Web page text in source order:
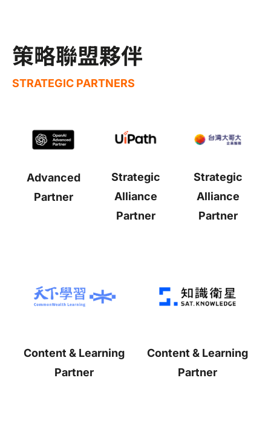
策略聯盟夥伴
STRATEGIC PARTNERS
Advanced
Partner
Strategic
Alliance
Partner
Strategic
Alliance
Partner
Content & Learning
Partner
Content & Learning
Partner